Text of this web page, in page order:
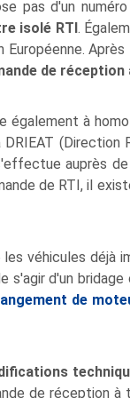
pas d'un
isolé RTI .
Européenne. Après
de
également à
(Direction
auprès
de RTI, il
les véhicules
s'agir d'un bridage
de
de réception